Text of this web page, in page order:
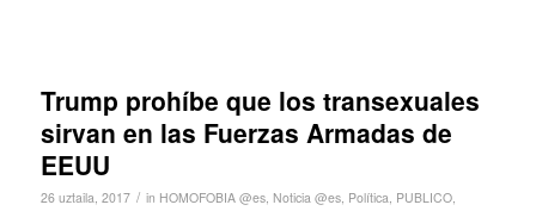
Trump prohíbe que los transexuales
sirvan en las Fuerzas Armadas de
EEUU
26 uztaila, 2017 / in HOMOFOBIA @es, Noticia @es, Política PUBLICO,